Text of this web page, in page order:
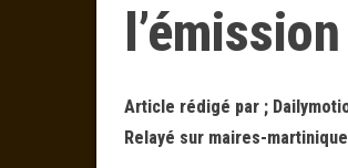
Article rédigé par ;
Relayé sur maires-